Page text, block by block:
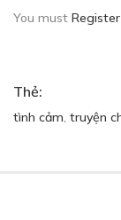
You must Register
Thẻ:
tình cảm truyện